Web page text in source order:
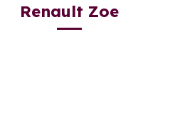
Renault Zoe